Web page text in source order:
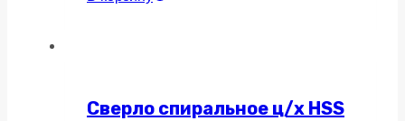
Сверло спиральное ц/х HSS